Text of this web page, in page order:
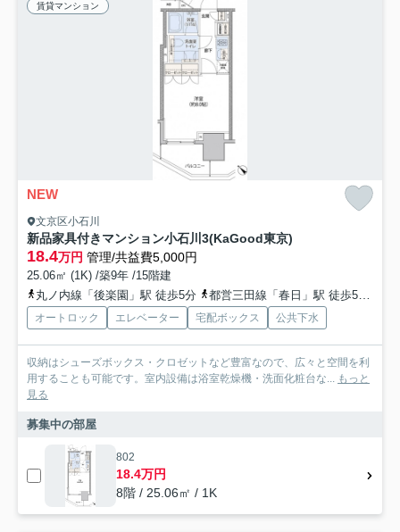
賃貸マンション
NEW
文京区小石川
新品家具付きマンション小石川3(KaGood東京)
18.4万円 管理/共益費5,000円
25.06㎡ (1K) /築9年 /15階建
丸ノ内線「後楽園」駅 徒歩5分
都営三田線「春日」駅 徒歩5分
オートロック エレベーター 宅配ボックス 公共下水
収納はシューズボックス・クロゼットなど豊富なので、広々と空間を利
用することも可能です。室内設備は浴室乾燥機・洗面化粧台な... もっと
見る
募集中の部屋
802
18.4万円
8階 / 25.06㎡ / 1K